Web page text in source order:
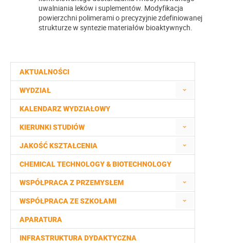
AKTUALNOŚCI
WYDZIAŁ
KALENDARZ WYDZIAŁOWY
KIERUNKI STUDIÓW
JAKOŚĆ KSZTAŁCENIA
CHEMICAL TECHNOLOGY & BIOTECHNOLOGY
WSPÓŁPRACA Z PRZEMYSŁEM
WSPÓŁPRACA ZE SZKOŁAMI
APARATURA
INFRASTRUKTURA DYDAKTYCZNA
uwalniania leków i suplementów. Modyfikacja
powierzchni polimerami o precyzyjnie zdefiniowanej
strukturze w syntezie materiałów bioaktywnych.